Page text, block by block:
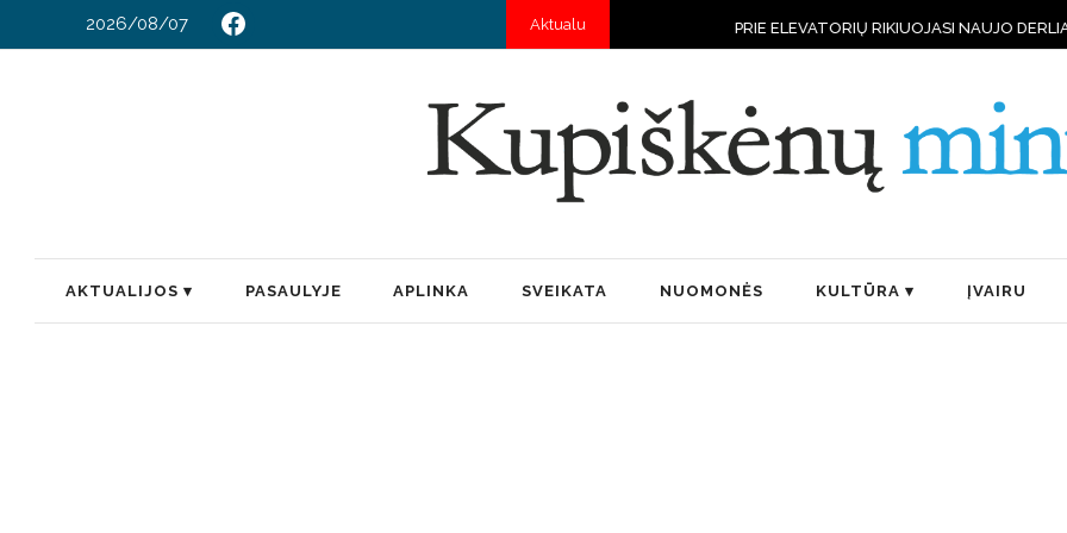
2026/08/07 AktualuPRIE ELEVATORIŲ RIKIUOJASI NAUJO DERLIAUS VILKSTINĖS
AKTUALIJOS PASAULYJE APLINKA SVEIKATA NUOMONĖS KULTŪRA ĮVAIRU